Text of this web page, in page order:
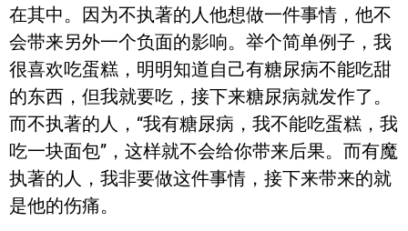
在其中。因为不执著的人他想做一件事情，他不
会带来另外一个负面的影响。举个简单例子，我
很喜欢吃蛋糕，明明知道自己有糖尿病不能吃甜
的东西，但我就要吃，接下来糖尿病就发作了。
而不执著的人，“我有糖尿病，我不能吃蛋糕，我
吃一块面包”，这样就不会给你带来后果。而有魔
执著的人，我非要做这件事情，接下来带来的就
是他的伤痛。